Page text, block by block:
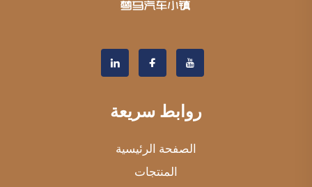
روابط سريعة
الصفحة الرئيسية
المنتجات